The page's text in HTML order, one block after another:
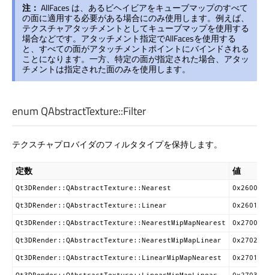
注： AllFaces は、あるビヘイビアをキューブマップのすべて
の面に適用する必要がある場合にのみ使用します。例えば、
テクスチャアタッチメントとしてキューブマップを使用する
場合などです。アタッチメント指定でAllFacesを使用する
と、すべての面がアタッチメントポイントにバインドされる
ことになります。一方、特定の面が指定された場合、アタッ
チメントは指定された面のみを使用します。
enum QAbstractTexture::Filter
テクスチャプロバイダのフィルタタイプを保持します。
定数 値
Qt3DRender::QAbstractTexture::Nearest 0x2600
Qt3DRender::QAbstractTexture::Linear 0x2601
Qt3DRender::QAbstractTexture::NearestMipMapNearest 0x2700
Qt3DRender::QAbstractTexture::NearestMipMapLinear 0x2702
Qt3DRender::QAbstractTexture::LinearMipMapNearest 0x2701